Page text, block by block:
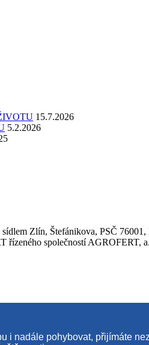
15.7.2026
5.2.2026
Zlín, Štefánikova, PSČ
společností AGROFERT,
i nadále pohybovat, přijímáte